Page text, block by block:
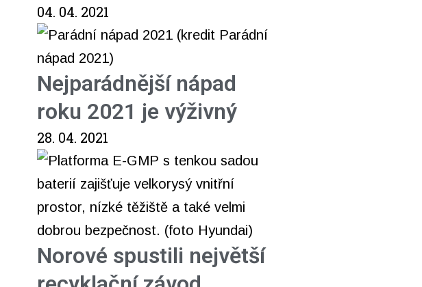
04. 04. 2021
Nejparádnější nápad
roku 2021 je výživný
28. 04. 2021
Norové spustili největší